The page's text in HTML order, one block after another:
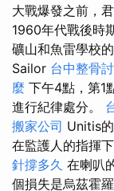
大戰爆發之前，
1960年代戰後時
礦山和魚雷學校
Sailor 台中整骨
麼 下午4點，第1
進行紀律處分。
搬家公司 Unitis
在監護人的指揮
針撐多久 在喇叭
個損失是烏茲霍